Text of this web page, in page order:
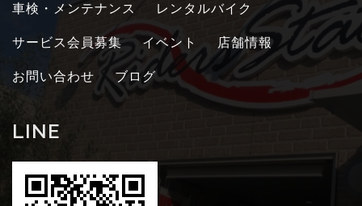
車検・メンテナンス レンタルバイク
サービス会員募集 イベント 店舗情報
お問い合わせ ブログ
LINE